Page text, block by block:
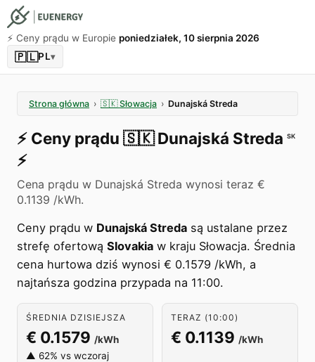
⚡️ Ceny prądu w Europie poniedziałek, 10 sierpnia 2026
🇵🇱PL▾
Strona główna › 🇸🇰 Słowacja › Dunajská Streda
⚡️ Ceny prądu 🇸🇰 Dunajská Streda SK
⚡️
Cena prądu w Dunajská Streda wynosi teraz €
0.1139 /kWh.
Ceny prądu w Dunajská Streda są ustalane przez
strefę ofertową Slovakia w kraju Słowacja. Średnia
cena hurtowa dziś wynosi € 0.1579 /kWh, a
najtańsza godzina przypada na 11:00.
ŚREDNIA DZISIEJSZA
€ 0.1579 /kWh
▲ 62% vs wczoraj
TERAZ (10:00)
€ 0.1139 /kWh